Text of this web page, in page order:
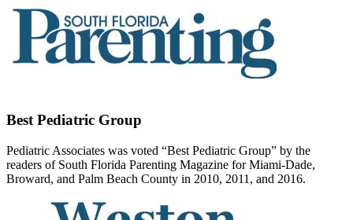
Best Pediatric Group
Pediatric Associates was voted “Best Pediatric Group” by the
readers of South Florida Parenting Magazine for Miami-Dade,
Broward, and Palm Beach County in 2010, 2011, and 2016.